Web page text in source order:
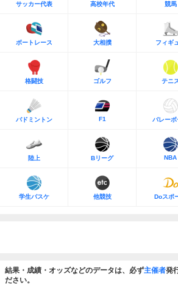
サッカー代表 高校年代 競馬
ボートレース 大相撲 フィギ
格闘技 ゴルフ テニ
バドミントン F1 バレーボ
陸上 Bリーグ NBA
学生バスケ 他競技 Doスポ
結果・成績・オッズなどのデータは、必ず主催者発
ださい。